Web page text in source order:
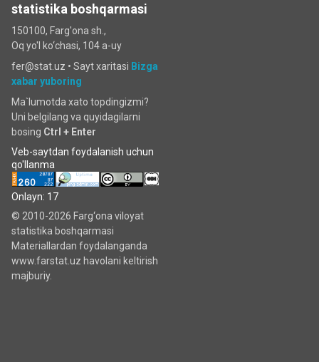
statistika boshqarmasi
150100, Farg'ona sh.,
Oq yo'l ko‘chаsi, 104 a-uy
fer@stat.uz • Sayt xaritasi Bizga
xabar yuboring
Ma`lumotda xato topdingizmi?
Uni belgilang va quyidagilarni
bosing Ctrl + Enter
Veb-saytdan foydalanish uchun
qo'llanma
Onlayn: 17
© 2010-2026 Farg‘ona viloyat
statistika boshqarmasi
Materiallardan foydalanganda
www.farstat.uz havolani keltirish
majburiy.